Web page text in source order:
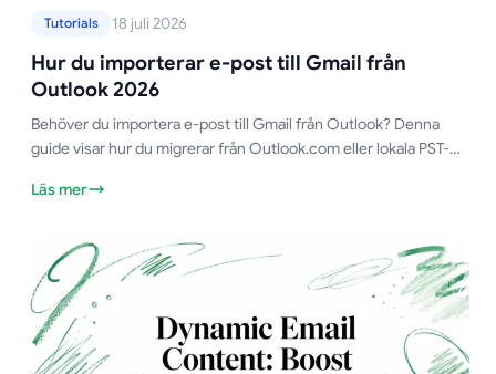
Tutorials 18 juli 2026
Hur du importerar e-post till Gmail från
Outlook 2026
Behöver du importera e-post till Gmail från Outlook? Denna
guide visar hur du migrerar från Outlook.com eller lokala PST-
Läs mer